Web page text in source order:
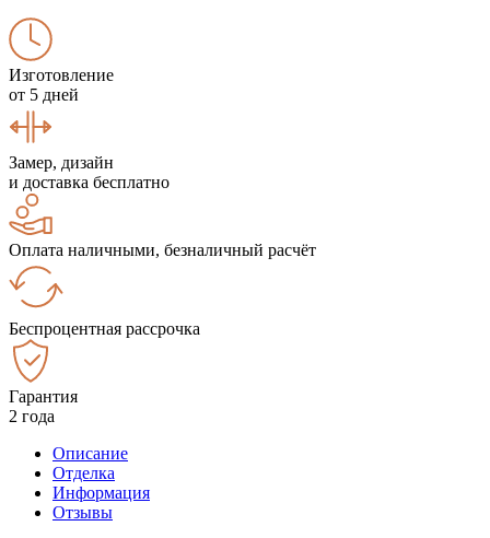
Изготовление
от 5 дней
Замер, дизайн
и доставка бесплатно
Оплата наличными, безналичный расчёт
Беспроцентная рассрочка
Гарантия
2 года
Описание
Отделка
Информация
Отзывы